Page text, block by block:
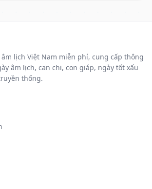
lịch Việt Nam miễn phí, cung cấp thông
âm lịch, can chi, con giáp, ngày tốt xấu
thống.